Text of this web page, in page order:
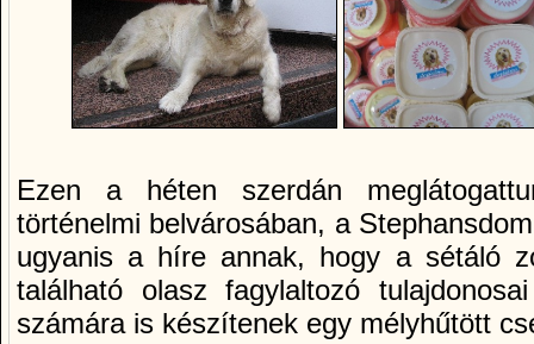
Ezen a héten szerdán
történelmi belvárosában, a
ugyanis a híre annak, hogy a sétáló
található olasz fagylaltozó
számára is készítenek egy mélyhűtött